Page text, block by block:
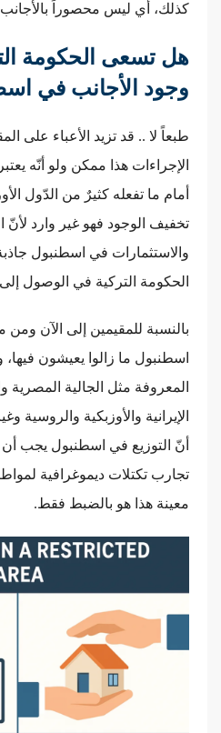
كذلك، أي ليس محصوراً
هل تسعى الحكومة
وجود الأجانب في
طبعاً لا .. قد تزيد الأعباء على
الإجراءات هذا ممكن ولو أنّه
أمام ما تفعله كثيرٌ من الدّول
تخفيف الوجود فهو غير وارد لأنّ
والاستثمارات في اسطنبول
الحكومة التركية في الوصول إلى 100 مليون سائح سنوياً.
بالنسبة للمقيمين إلى الآن
اسطنبول ما زالوا يعيشون
المعروفة مثل الجالية المصرية
الإيرانية والأوزبكية والروسية
أنّ التوزيع في اسطنبول يجب
تجارب تكتلات ديموغرافية
معينة هذا هو بالضبط فقط.